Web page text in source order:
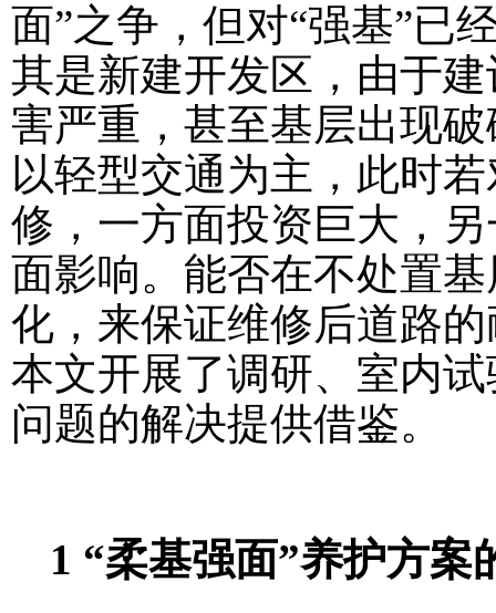
面”之争，但对“强基”已
其是新建开发区，由于
害严重，甚至基层出现
以轻型交通为主，此时
修，一方面投资巨大，
面影响。能否在不处置
化，来保证维修后道路
本文开展了调研、室内
问题的解决提供借鉴。
1 “柔基强面”养护方案